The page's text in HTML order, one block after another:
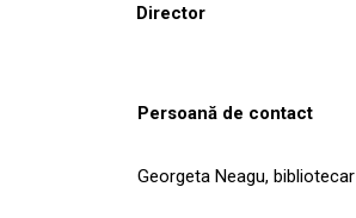
Director
Persoană de contact
Georgeta Neagu, bibliotecar